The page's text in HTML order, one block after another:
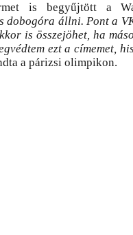
is begyűjtött a
dobogóra állni. Pont a
is összejöhet, ha
ezt a címemet,
a párizsi olimpikon.